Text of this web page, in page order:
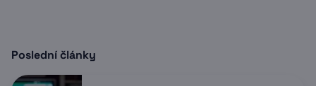
Poslední články